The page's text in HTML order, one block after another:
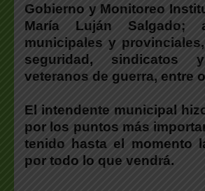
Gobierno y Monitoreo
María Luján Salgado;
municipales y
seguridad, sindicatos
veteranos de guerra, entre
El intendente municipal
por los puntos más
tenido hasta el momento
por todo lo que vendrá.